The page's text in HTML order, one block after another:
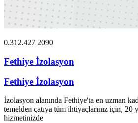
0.312.427 2090
Fethiye İzolasyon
Fethiye İzolasyon
İzolasyon alanında Fethiye'ta en uzman
temelden çatıya tüm ihtiyaçlarınız için, 20
hizmetinizde